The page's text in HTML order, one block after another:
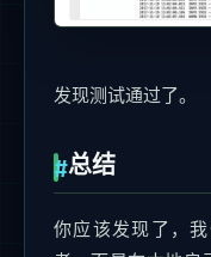
发现测试通过了。
总结
你应该发现了，